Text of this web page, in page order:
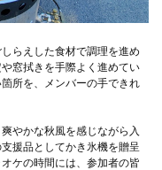
らえした食材で調理を進め
窓拭きを手際よく進めてい
所を、メンバーの手できれ
やかな秋風を感じながら入
援品としてかき氷機を贈呈
ケの時間には、参加者の皆